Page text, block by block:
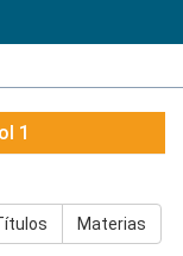
1
Materias